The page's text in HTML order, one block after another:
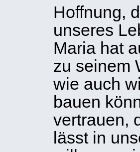
Hoffnung,
unseres
Maria hat
zu seinem
wie auch
bauen
vertrauen,
lässt in